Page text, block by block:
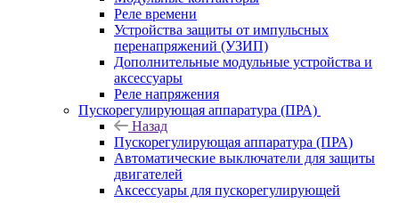
Реле времени
Устройства защиты от импульсных
перенапряжений (УЗИП)
Дополнительные модульные устройства и
аксессуары
Реле напряжения
Пускорегулирующая аппаратура (ПРА)
Назад
Пускорегулирующая аппаратура (ПРА)
Автоматические выключатели для защиты
двигателей
Аксессуары для пускорегулирующей